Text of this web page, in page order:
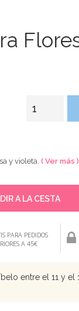
y violeta. ( Ver más )
A LA CESTA
PARA PEDIDOS
A 45€
entre el 11 y el